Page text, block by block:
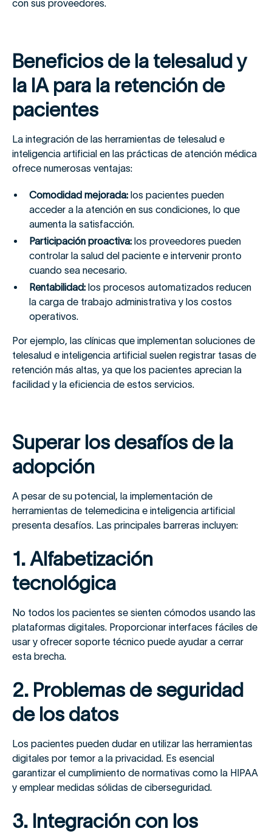
con sus proveedores.
Beneficios de la telesalud y
la IA para la retención de
pacientes
La integración de las herramientas de telesalud e
inteligencia artificial en las prácticas de atención médica
ofrece numerosas ventajas:
Comodidad mejorada: los pacientes pueden
acceder a la atención en sus condiciones, lo que
aumenta la satisfacción.
Participación proactiva: los proveedores pueden
controlar la salud del paciente e intervenir pronto
cuando sea necesario.
Rentabilidad: los procesos automatizados reducen
la carga de trabajo administrativa y los costos
operativos.
Por ejemplo, las clínicas que implementan soluciones de
telesalud e inteligencia artificial suelen registrar tasas de
retención más altas, ya que los pacientes aprecian la
facilidad y la eficiencia de estos servicios.
Superar los desafíos de la
adopción
A pesar de su potencial, la implementación de
herramientas de telemedicina e inteligencia artificial
presenta desafíos. Las principales barreras incluyen:
1. Alfabetización
tecnológica
No todos los pacientes se sienten cómodos usando las
plataformas digitales. Proporcionar interfaces fáciles de
usar y ofrecer soporte técnico puede ayudar a cerrar
esta brecha.
2. Problemas de seguridad
de los datos
Los pacientes pueden dudar en utilizar las herramientas
digitales por temor a la privacidad. Es esencial
garantizar el cumplimiento de normativas como la HIPAA
y emplear medidas sólidas de ciberseguridad.
3. Integración con los